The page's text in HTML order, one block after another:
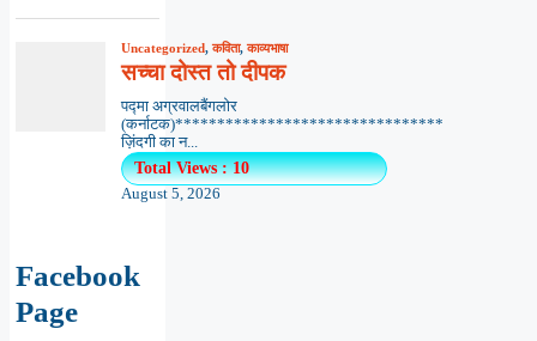
Uncategorized,कविता,काव्यभाषा
सच्चा दोस्त तो दीपक
पद्मा अग्रवालबैंगलोर
(कर्नाटक)********************************
ज़िंदगी का न...
Total Views : 10
August 5, 2026
Facebook
Page